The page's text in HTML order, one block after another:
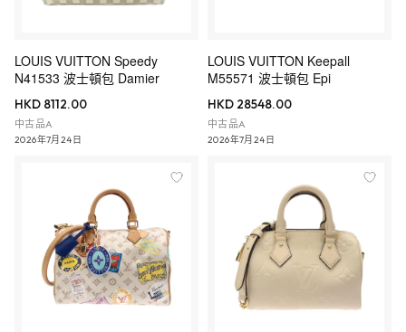
LOUIS VUITTON Speedy
N41533 波士頓包 Damier
HKD 8112.00
中古品A
2026年7月24日
LOUIS VUITTON Keepall
M55571 波士頓包 Epi
HKD 28548.00
中古品A
2026年7月24日